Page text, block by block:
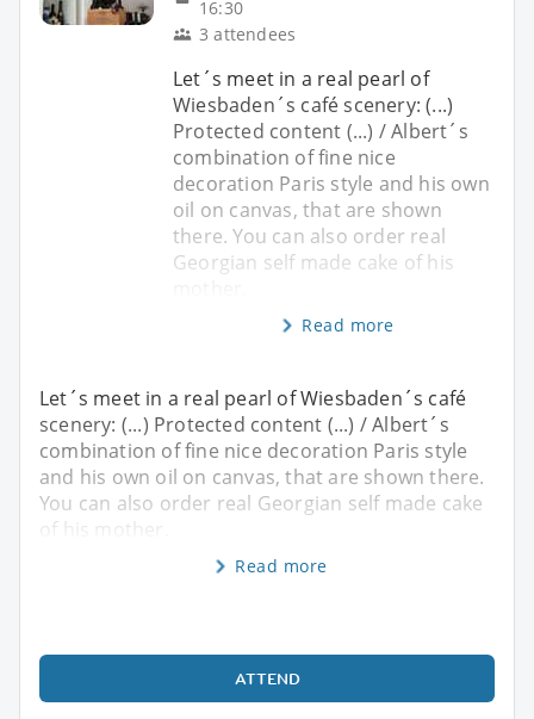
16:30
3 attendees
Let´s meet in a real pearl of
Wiesbaden´s café scenery: (...)
Protected content (...) / Albert´s
combination of fine nice
decoration Paris style and his own
oil on canvas, that are shown
there. You can also order real
Georgian self made cake of his
Read more
Let´s meet in a real pearl of Wiesbaden´s café
scenery: (...) Protected content (...) / Albert´s
combination of fine nice decoration Paris style
and his own oil on canvas, that are shown there.
You can also order real Georgian self made cake
of his mother.
Read more
ATTEND